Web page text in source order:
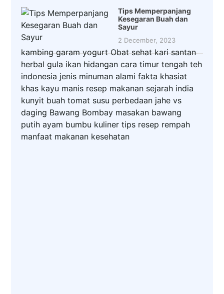
Tips Memperpanjang
Kesegaran Buah dan
Sayur
2 December, 2023
kambing garam yogurt Obat sehat kari santan
herbal gula ikan hidangan cara timur tengah teh
indonesia jenis minuman alami fakta khasiat
khas kayu manis resep makanan sejarah india
kunyit buah tomat susu perbedaan jahe vs
daging Bawang Bombay masakan bawang
putih ayam bumbu kuliner tips resep rempah
manfaat makanan kesehatan